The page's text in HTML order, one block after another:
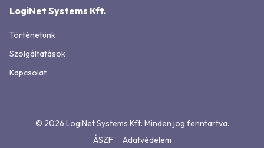
LogiNet Systems Kft.
Történetünk
Szolgáltatások
Kapcsolat
© 2026 LogiNet Systems Kft. Minden jog fenntartva.
ÁSZF
Adatvédelem